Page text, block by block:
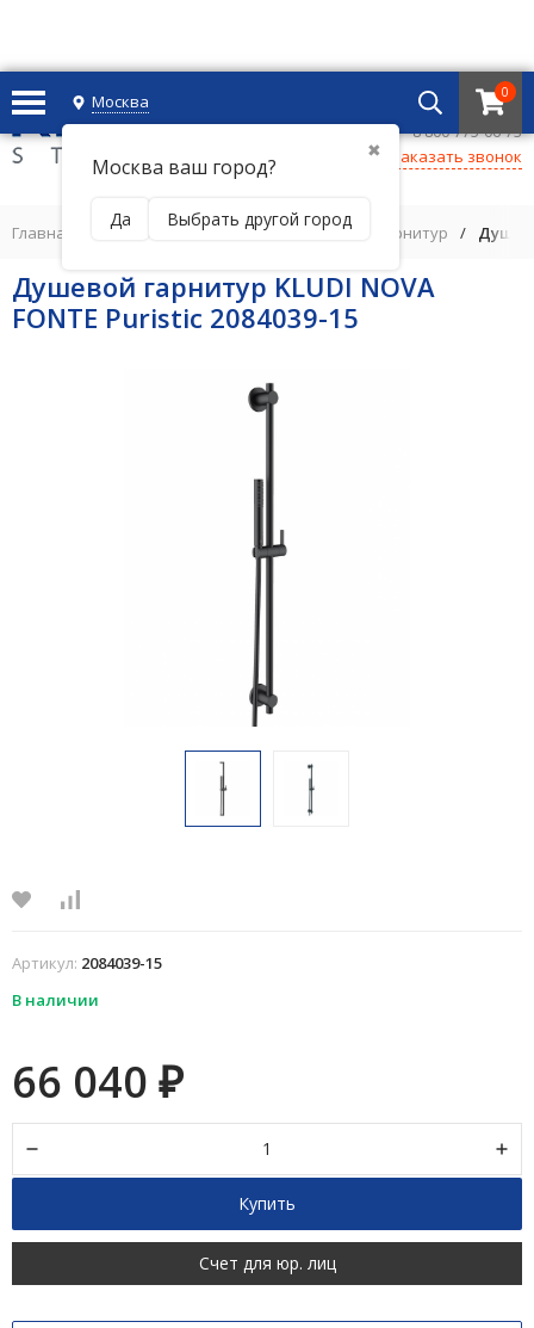
Москва
✖
Москва ваш город?
Да Выбрать другой город
0
+7 495 221 69 55
8 800-775-06-73
Заказать звонок
Главная ДУШЕВАЯ ПРОГРАММА / Душевой гарнитур /
Душевой гарнитур KLUDI NOVA
FONTE Puristic 2084039-15
Артикул: 2084039-15
В наличии
66 040 ₽
Купить
Счет для юр. лиц